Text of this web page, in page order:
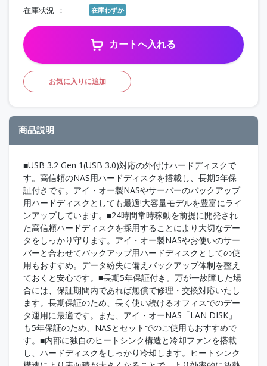
在庫状況 在庫わずか
カートへ入れる
お気に入りに追加
商品説明
■USB 3.2 Gen 1(USB 3.0)対応の外付けハードディスクで
す。高信頼のNAS用ハードディスクを搭載し、長期5年保
証付きです。アイ・オー製NASやサーバーのバックアップ
用ハードディスクとしても最適!大容量モデルを豊富にライ
ンアップしています。■24時間常時稼動を前提に開発され
た高信頼ハードディスクを採用することにより大切なデー
タをしっかり守ります。アイ・オー製NASやお使いのサー
バーと合わせてバックアップ用ハードディスクとしての使
用もおすすめ。データ紛失に備えバックアップ体制を整え
ておくと安心です。■長期5年保証付き。万が一故障した場
合には、保証期間内であれば無償で修理・交換対応いたし
ます。長期保証のため、長く使い続けるオフィスでのデー
タ運用に最適です。また、アイ・オーNAS「LAN DISK」
も5年保証のため、NASとセットでのご使用もおすすめで
す。■内部に独自のヒートシンク構造と冷却ファンを搭載
し、ハードディスクをしっかり冷却します。ヒートシンク